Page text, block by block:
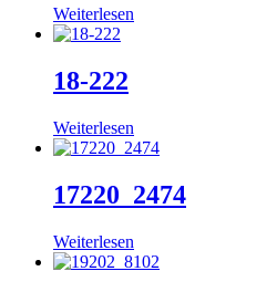
Weiterlesen
18-222
Weiterlesen
17220_2474
Weiterlesen